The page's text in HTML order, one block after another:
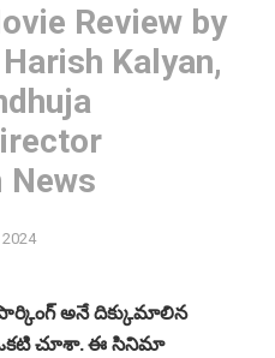
Review by
Kalyan,
News
అనే దిక్కుమాలిన
చూశా. ఈ సినిమా